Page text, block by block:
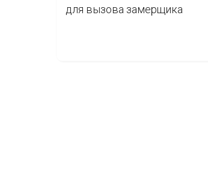
для вызова замерщика